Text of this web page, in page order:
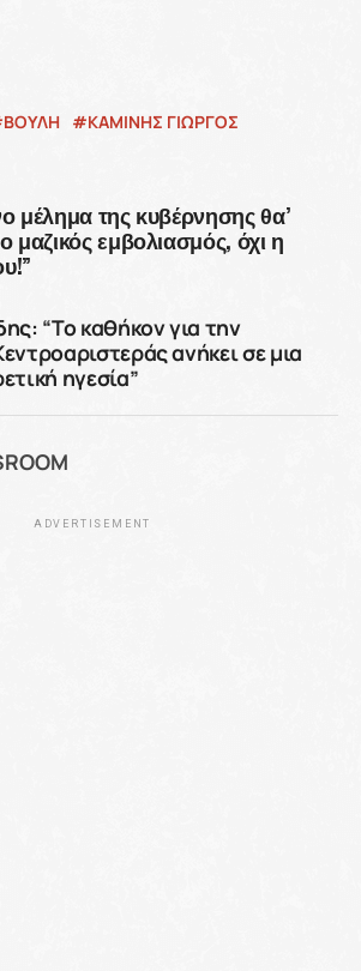
ΒΟΥΛΗ
ΚΑΜΙΝΗΣ ΓΙΩΡΓΟΣ
μέλημα της κυβέρνησης θα’
εμβολιασμός, όχι η
“Το καθήκον για την
ανήκει σε μια
ηγεσία”
ADVERTISEMENT